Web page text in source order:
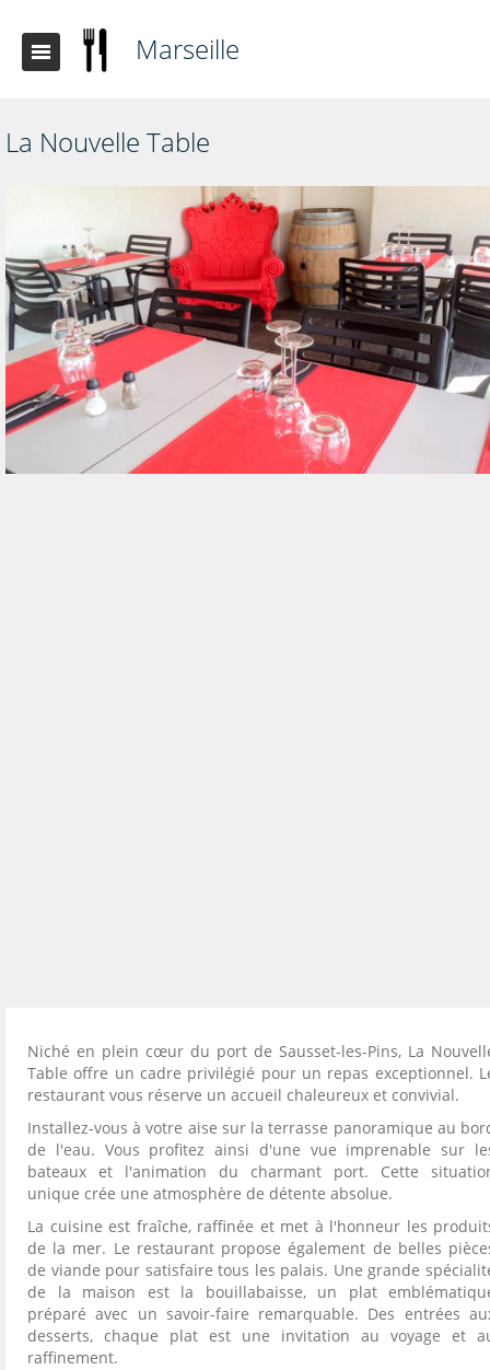
Marseille
La Nouvelle Table
Niché en plein cœur du port de Sausset-les-Pins, La
Table offre un cadre privilégié pour un repas exceptionnel.
restaurant vous réserve un accueil chaleureux et convivial.
Installez-vous à votre aise sur la terrasse panoramique au
de l'eau. Vous profitez ainsi d'une vue imprenable sur
bateaux et l'animation du charmant port. Cette
unique crée une atmosphère de détente absolue.
La cuisine est fraîche, raffinée et met à l'honneur les
de la mer. Le restaurant propose également de belles
de viande pour satisfaire tous les palais. Une grande
de la maison est la bouillabaisse, un plat
préparé avec un savoir-faire remarquable. Des entrées
desserts, chaque plat est une invitation au voyage et
raffinement.